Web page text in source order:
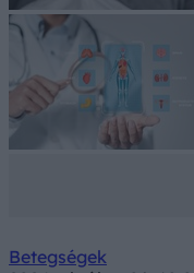
Betegségek